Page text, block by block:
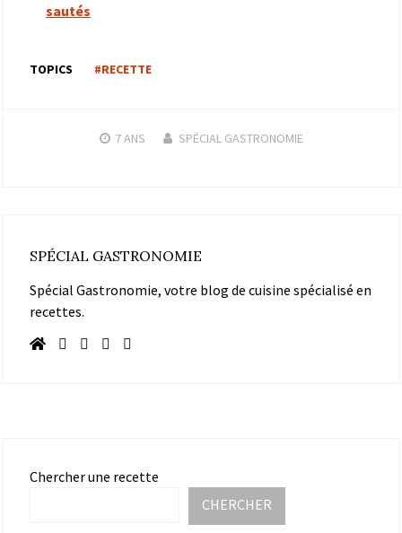
sautés
TOPICS #RECETTE
7 ANS SPÉCIAL GASTRONOMIE
SPÉCIAL GASTRONOMIE
Spécial Gastronomie, votre blog de cuisine spécialisé en
recettes.
Chercher une recette
CHERCHER